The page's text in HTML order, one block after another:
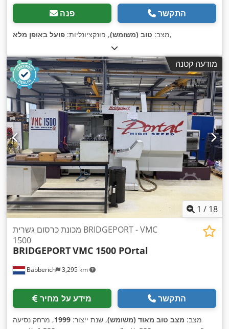
פנה התקשר
מצב: טוב (משומש), פונקציונליות: פועל באופן מלא ,
מודעה קטנה
1 / 18
Babberich 3,295 km
מכונת כרסום גשרית BRIDGEPORT - VMC
1500
BRIDGEPORTVMC 1500 POrtal
מידע על מחיר התקשר
מצב: מצב טוב מאוד (משומש), שנת ייצור: 1999, מרחק נסיעה